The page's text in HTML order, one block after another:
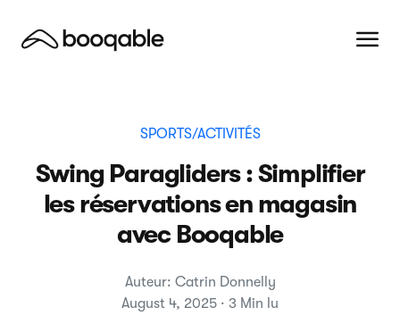
SPORTS/ACTIVITÉS
Swing Paragliders : Simplifier
les réservations en magasin
avec Booqable
Auteur: Catrin Donnelly
August 4, 2025 · 3 Min lu